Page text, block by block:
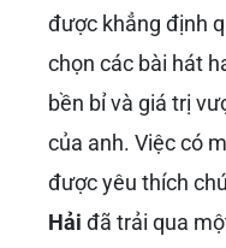
được khẳng định
chọn các bài hát
bền bỉ và giá trị
của anh. Việc có
được yêu thích
Hải đã trải qua